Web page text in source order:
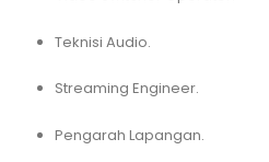
Teknisi Audio.
Streaming Engineer.
Pengarah Lapangan.